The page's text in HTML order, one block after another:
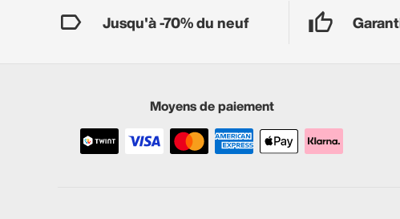
Jusqu'à -70% du neuf
Moyens de paiement